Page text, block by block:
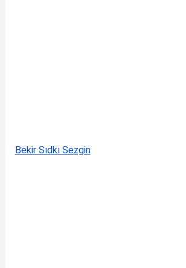
Bekir Sıdkı Sezgin